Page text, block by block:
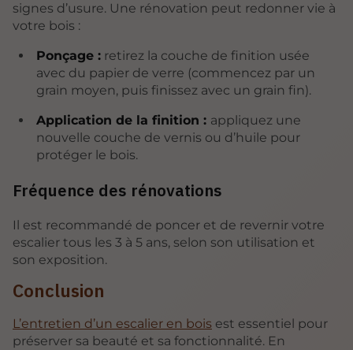
signes d’usure. Une rénovation peut redonner vie à
votre bois :
Ponçage :retirez la couche de finition usée
avec du papier de verre (commencez par un
grain moyen, puis finissez avec un grain fin).
Application de la finition : appliquez une
nouvelle couche de vernis ou d’huile pour
protéger le bois.
Fréquence des rénovations
Il est recommandé de poncer et de revernir votre
escalier tous les 3 à 5 ans, selon son utilisation et
son exposition.
Conclusion
L’entretien d’un escalier en bois est essentiel pour
préserver sa beauté et sa fonctionnalité. En